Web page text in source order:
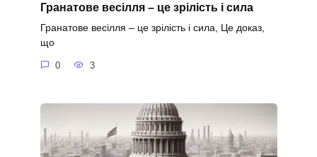
Гранатове весілля – це зрілість і сила
Гранатове весілля – це зрілість і сила, Це доказ,
що
0 3